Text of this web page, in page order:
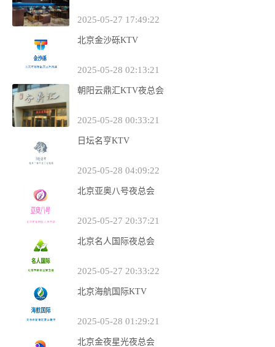
2025-05-27 17:49:22
北京金沙砾KTV
2025-05-28 02:13:21
朝阳云鼎汇KTV夜总会
2025-05-28 00:33:21
日坛名亨KTV
2025-05-28 04:09:22
北京亚奥八号夜总会
2025-05-27 20:37:21
北京名人国际夜总会
2025-05-27 20:33:22
北京海航国际KTV
2025-05-28 01:29:21
北京金夜星光夜总会